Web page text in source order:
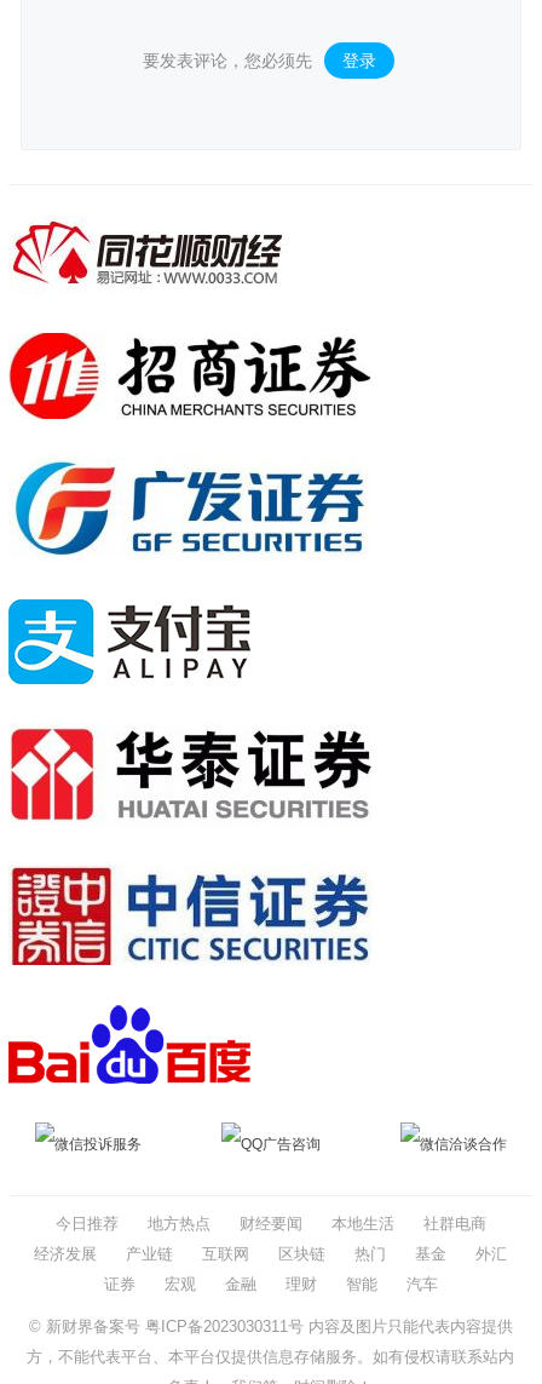
要发表评论，您必须先 登录 。
微信投诉服务 QQ广告咨询 微信洽谈合作
今日推荐 地方热点 财经要闻 本地生活
社群电商
经济发展
产业链 互联网 区块链 热门 基金
外汇
证券
宏观 金融 理财 智能 汽车
© 新财界备案号 粤ICP备2023030311号内容及图片只能代表内容提供
方，不能代表平台、本平台仅提供信息存储服务。如有侵权请联系站内